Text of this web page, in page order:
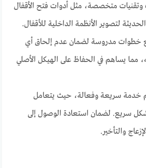
وتقنيات متخصصة، مثل أدوات فتح الأقفال
الحديثة لتصوير الأنظمة الداخلية للأقفال.
خطوات مدروسة لضمان عدم إلحاق أي
مما يساهم في الحفاظ على الهيكل الأصلي
خدمة سريعة وفعالة، حيث يتعامل
سريع. لضمان استعادة الوصول إلى
والتأخير.